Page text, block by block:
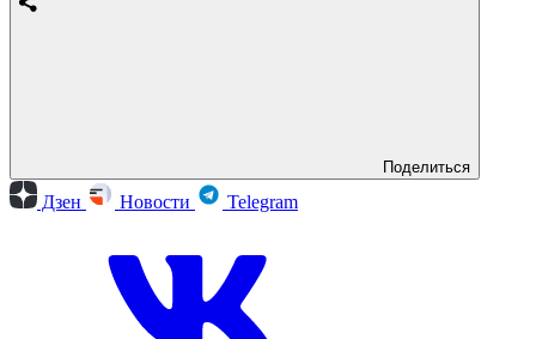
Поделиться
Дзен Новости Telegram